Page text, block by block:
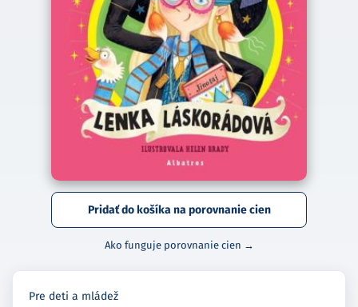
Pridať do košíka na porovnanie cien
Ako funguje porovnanie cien →
Pre deti a mládež